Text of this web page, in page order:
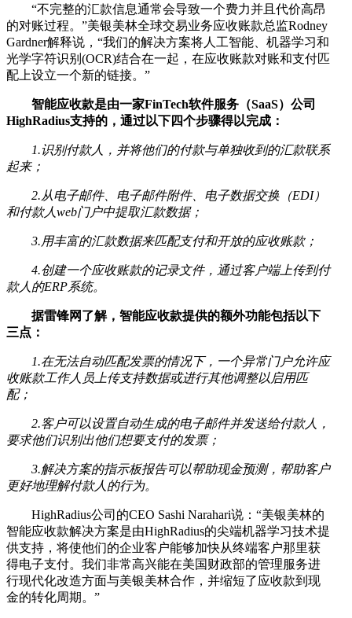
“不完整的汇款信息通常会导致一个费力并且代价高昂
的对账过程。”美银美林全球交易业务应收账款总监Rodney
Gardner解释说，“我们的解决方案将人工智能、机器学习和
光学字符识别(OCR)结合在一起，在应收账款对账和支付匹
配上设立一个新的链接。”
智能应收款是由一家FinTech软件服务（SaaS）公司
HighRadius支持的，通过以下四个步骤得以完成：
1.识别付款人，并将他们的付款与单独收到的汇款联系
起来；
2.从电子邮件、电子邮件附件、电子数据交换（EDI）
和付款人web门户中提取汇款数据；
3.用丰富的汇款数据来匹配支付和开放的应收账款；
4.创建一个应收账款的记录文件，通过客户端上传到付
款人的ERP系统。
据雷锋网了解，智能应收款提供的额外功能包括以下
三点：
1.在无法自动匹配发票的情况下，一个异常门户允许应
收账款工作人员上传支持数据或进行其他调整以启用匹
配；
2.客户可以设置自动生成的电子邮件并发送给付款人，
要求他们识别出他们想要支付的发票；
3.解决方案的指示板报告可以帮助现金预测，帮助客户
更好地理解付款人的行为。
HighRadius公司的CEO Sashi Narahari说：“美银美林的
智能应收款解决方案是由HighRadius的尖端机器学习技术提
供支持，将使他们的企业客户能够加快从终端客户那里获
得电子支付。我们非常高兴能在美国财政部的管理服务进
行现代化改造方面与美银美林合作，并缩短了应收款到现
金的转化周期。”